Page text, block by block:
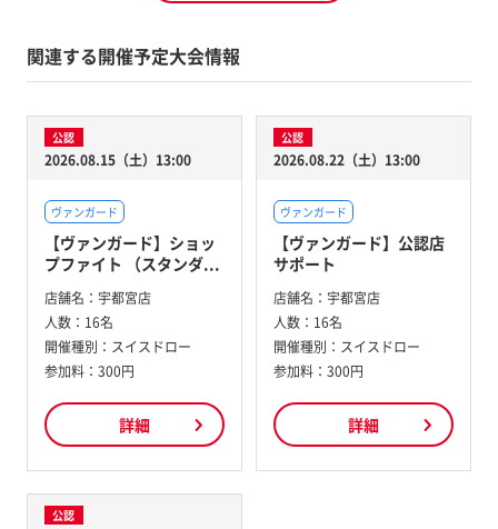
関連する開催予定大会情報
公認
2026.08.15（土）13:00
ヴァンガード
【ヴァンガード】ショッ
プファイト （スタンダ...
店舗名： 宇都宮店
人数： 16名
開催種別： スイスドロー
参加料： 300円
詳細
公認
2026.08.22（土）13:00
ヴァンガード
【ヴァンガード】公認店
サポート
店舗名： 宇都宮店
人数： 16名
開催種別： スイスドロー
参加料： 300円
詳細
公認